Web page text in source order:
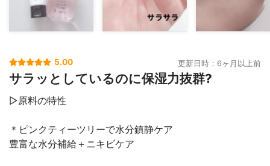
5.00 更新日時：6ヶ月以上前
サラッとしているのに保湿力抜群?
▷原料の特性
＊ピンクティーツリーで水分鎮静ケア
豊富な水分補給＋ニキビケア